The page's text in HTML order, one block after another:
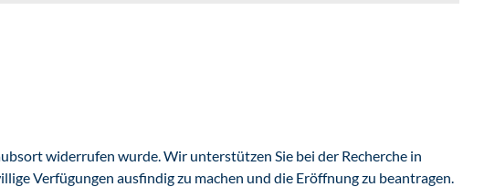
widerrufen wurde. Wir unterstützen Sie bei der Recherche in
Verfügungen ausfindig zu machen und die Eröffnung zu beantragen.